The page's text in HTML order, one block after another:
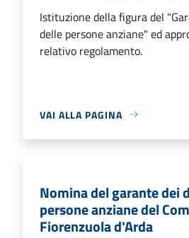
Istituzione della figura del
delle persone anziane" ed
relativo regolamento.
VAI ALLA PAGINA
Nomina del garante dei
persone anziane del
Fiorenzuola d'Arda